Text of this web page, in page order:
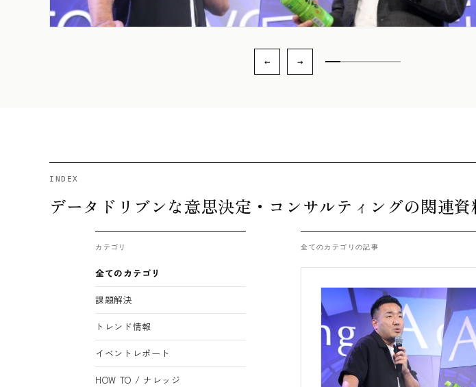
INDEX
データドリブンな意思決定・コンサルティングの関連資
カテゴリ
全てのカテゴリ
課題解決
トレンド情報
イベントレポート
HOW TO / ナレッジ
全てのカテゴリの記事